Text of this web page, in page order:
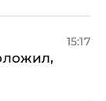
15:17